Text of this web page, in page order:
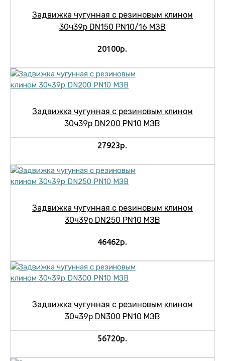
Задвижка чугунная с резиновым клином
30ч39р DN150 PN10/16 МЗВ
20100р.
Задвижка чугунная с резиновым клином
30ч39р DN200 PN10 МЗВ
27923р.
Задвижка чугунная с резиновым клином
30ч39р DN250 PN10 МЗВ
46462р.
Задвижка чугунная с резиновым клином
30ч39р DN300 PN10 МЗВ
56720р.